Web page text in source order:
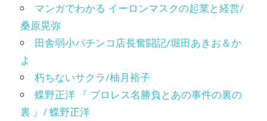
マンガでわかる イーロンマスクの起業と経営/
桑原晃弥
田舎弱小パチンコ店長奮闘記/堀田あきお＆か
よ
朽ちないサクラ/柚月裕子
蝶野正洋 『 プロレス名勝負とあの事件の裏の
裏 』/ 蝶野正洋